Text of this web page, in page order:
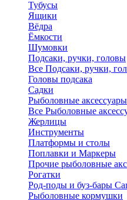
Тубусы
Ящики
Вёдра
Ёмкости
Шумовки
Подсаки, ручки, головы
Все Подсаки, ручки,
Головы подсака
Садки
Рыболовные аксессуары
Все Рыболовные
Жерлицы
Инструменты
Платформы и столы
Поплавки и Маркеры
Прочие рыболовные
Рогатки
Род-поды и буз-бары
Рыболовные кормушки